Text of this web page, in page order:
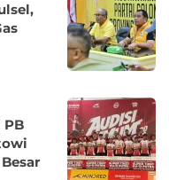
PB